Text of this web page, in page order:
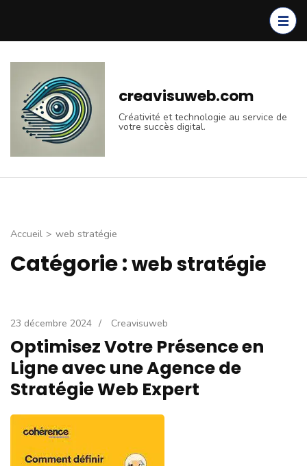
(Pressez
Entrée)
creavisuweb.com
Créativité et technologie au service de
votre succès digital.
Accueil > web stratégie
Catégorie :web stratégie
23 décembre 2024 / Creavisuweb
Optimisez Votre Présence en
Ligne avec une Agence de
Stratégie Web Expert